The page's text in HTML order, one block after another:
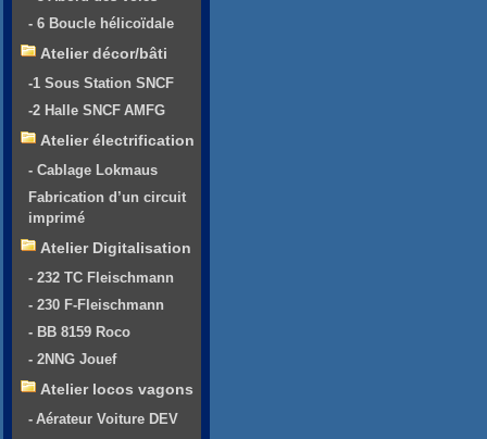
- 6 Boucle hélicoïdale
Atelier décor/bâti
-1 Sous Station SNCF
-2 Halle SNCF AMFG
Atelier électrification
- Cablage Lokmaus
Fabrication d’un circuit
imprimé
Atelier Digitalisation
- 232 TC Fleischmann
- 230 F-Fleischmann
- BB 8159 Roco
- 2NNG Jouef
Atelier locos vagons
- Aérateur Voiture DEV